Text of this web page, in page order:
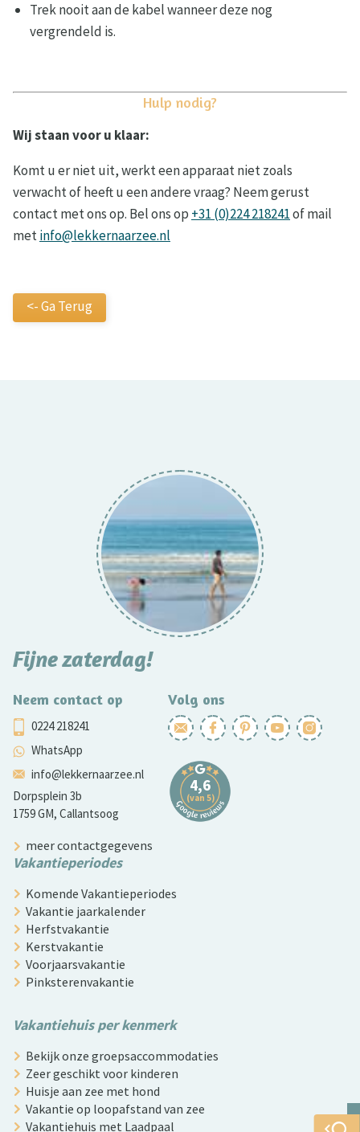
Trek nooit aan de kabel wanneer deze nog
vergrendeld is.
Hulp nodig?
Wij staan voor u klaar:
Komt u er niet uit, werkt een apparaat niet zoals
verwacht of heeft u een andere vraag? Neem gerust
contact met ons op. Bel ons op +31 (0)224 218241of mail
metinfo@lekkernaarzee.nl
<- Ga Terug
Fijne zaterdag!
Neem contact op
0224 218241
WhatsApp
info@lekkernaarzee.nl
Dorpsplein 3b
1759 GM, Callantsoog
Volg ons
meer contactgegevens
Vakantieperiodes
Komende Vakantieperiodes
Vakantie jaarkalender
Herfstvakantie
Kerstvakantie
Voorjaarsvakantie
Pinksterenvakantie
Vakantiehuis per kenmerk
Bekijk onze groepsaccommodaties
Zeer geschikt voor kinderen
Huisje aan zee met hond
Vakantie op loopafstand van zee
Vakantiehuis met Laadpaal